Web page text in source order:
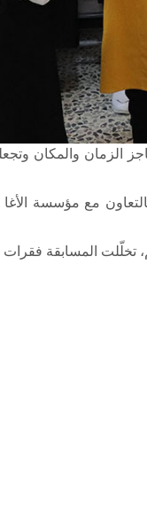
الزمان والمكان
مع مؤسسة
المسابقة فقرات